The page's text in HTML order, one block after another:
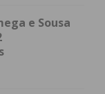
e Sousa